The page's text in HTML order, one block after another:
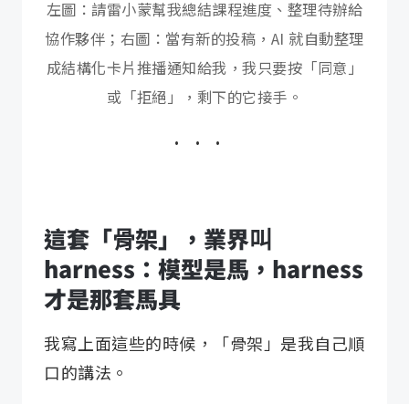
左圖：請雷小蒙幫我總結課程進度、整理待辦給
協作夥伴；右圖：當有新的投稿，AI 就自動整理
成結構化卡片推播通知給我，我只要按「同意」
或「拒絕」，剩下的它接手。
這套「骨架」，業界叫
harness：模型是馬，harness
才是那套馬具
我寫上面這些的時候，「骨架」是我自己順
口的講法。